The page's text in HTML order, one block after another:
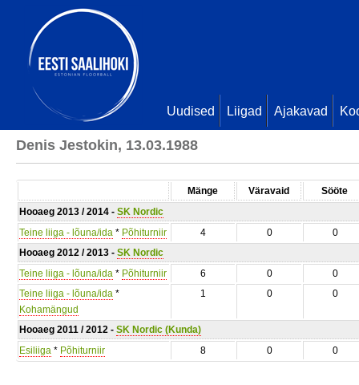
Uudised Liigad Ajakavad
Denis Jestokin, 13.03.1988
Mänge Väravaid
Sööte
Hooaeg 2013 / 2014 - SK Nordic
Teine liiga - lõuna/ida * Põhiturniir 4 0
0
Hooaeg 2012 / 2013 - SK Nordic
Teine liiga - lõuna/ida * Põhiturniir 6 0
0
Teine liiga - lõuna/ida *
Kohamängud
1 0 0
Hooaeg 2011 / 2012 - SK Nordic (Kunda)
Esiliiga * Põhiturniir 8 0 0